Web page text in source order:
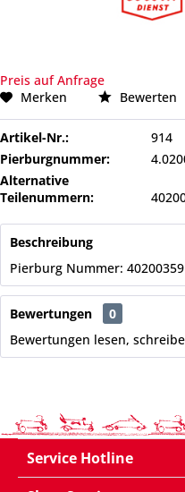
Preis auf Anfrage
Merken
Bewerten
Artikel-Nr.:
914
Pierburgnummer:
Alternative
Teilenummern:
Beschreibung
Pierburg Nummer:
Bewertungen
0
Bewertungen lesen,
Service Hotline